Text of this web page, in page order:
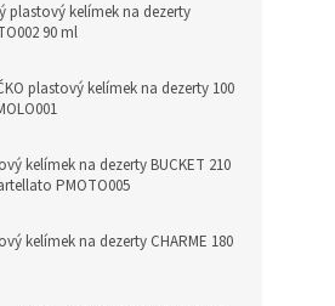
plastový kelímek na dezerty
90 ml
plastový kelímek na dezerty 100
kelímek na dezerty BUCKET 210
PMOTO005
kelímek na dezerty CHARME 180